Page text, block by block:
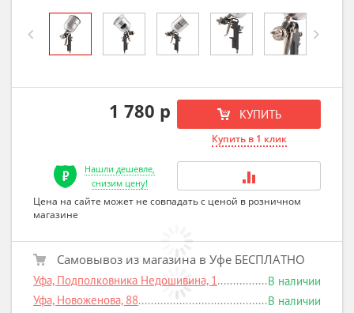
Previous
1 780 р КУПИТЬ
Купить в 1 клик
Нашли дешевле,
снизим цену!
Цена на сайте может не совпадать с ценой в розничном
магазине
Самовывоз из магазина в Уфе БЕСПЛАТНО
Уфа, Подполковника Недошивина, 1
В наличии
Уфа, Новоженова, 88
В наличии